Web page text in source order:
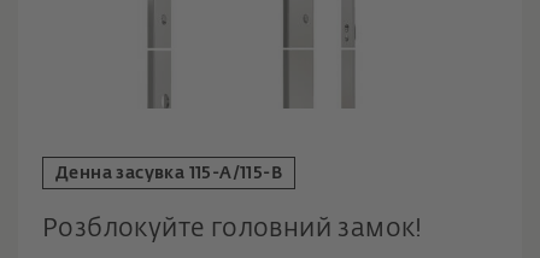
Денна засувка 115-A/115-B
Розблокуйте головний замок!